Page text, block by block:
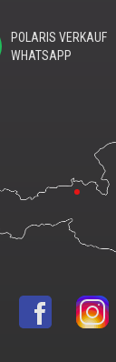
POLARIS VERKAUF
WHATSAPP
Vonblon
Vonblon
auf